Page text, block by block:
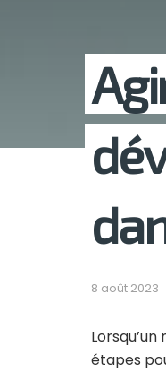
8 août 2023
étapes